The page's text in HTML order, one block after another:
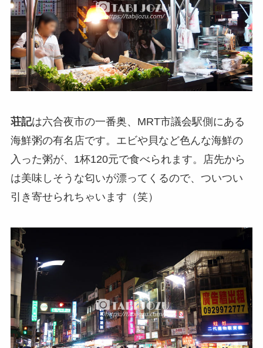
荘記は六合夜市の一番奥、MRT市議会駅側にある
海鮮粥の有名店です。エビや貝など色んな海鮮の
入った粥が、1杯120元で食べられます。店先から
は美味しそうな匂いが漂ってくるので、ついつい
引き寄せられちゃいます（笑）